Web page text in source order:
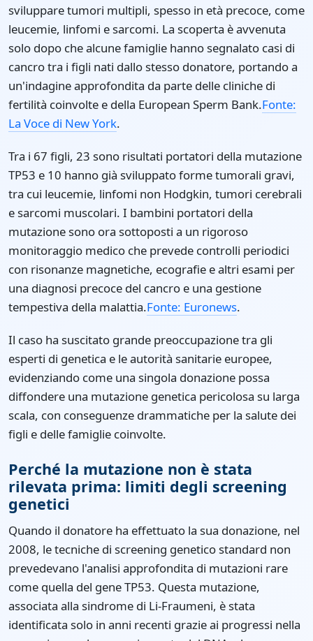
sviluppare tumori multipli, spesso in età precoce, come
leucemie, linfomi e sarcomi. La scoperta è avvenuta
solo dopo che alcune famiglie hanno segnalato casi di
cancro tra i figli nati dallo stesso donatore, portando a
un'indagine approfondita da parte delle cliniche di
fertilità coinvolte e della European Sperm Bank.Fonte:
La Voce di New York.
Tra i 67 figli, 23 sono risultati portatori della mutazione
TP53 e 10 hanno già sviluppato forme tumorali gravi,
tra cui leucemie, linfomi non Hodgkin, tumori cerebrali
e sarcomi muscolari. I bambini portatori della
mutazione sono ora sottoposti a un rigoroso
monitoraggio medico che prevede controlli periodici
con risonanze magnetiche, ecografie e altri esami per
una diagnosi precoce del cancro e una gestione
tempestiva della malattia.Fonte: Euronews.
Il caso ha suscitato grande preoccupazione tra gli
esperti di genetica e le autorità sanitarie europee,
evidenziando come una singola donazione possa
diffondere una mutazione genetica pericolosa su larga
scala, con conseguenze drammatiche per la salute dei
figli e delle famiglie coinvolte.
Perché la mutazione non è stata
rilevata prima: limiti degli screening
genetici
Quando il donatore ha effettuato la sua donazione, nel
2008, le tecniche di screening genetico standard non
prevedevano l'analisi approfondita di mutazioni rare
come quella del gene TP53. Questa mutazione,
associata alla sindrome di Li-Fraumeni, è stata
identificata solo in anni recenti grazie ai progressi nella